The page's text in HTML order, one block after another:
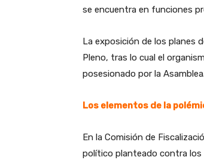
se encuentra en funciones
La exposición de los planes
Pleno, tras lo cual el
posesionado por la Asamblea.
Los elementos de la
En la Comisión de
político planteado contra los